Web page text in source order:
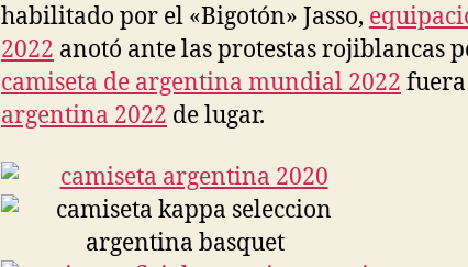
habilitado por el «Bigotón» Jasso,
2022 anotó ante las protestas rojiblancas
camiseta de argentina mundial 2022 fuera
argentina 2022 de lugar.